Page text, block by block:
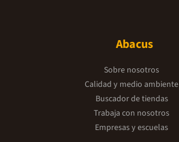
Abacus
Sobre nosotros
Calidad y medio ambiente
Buscador de tiendas
Trabaja con nosotros
Empresas y escuelas